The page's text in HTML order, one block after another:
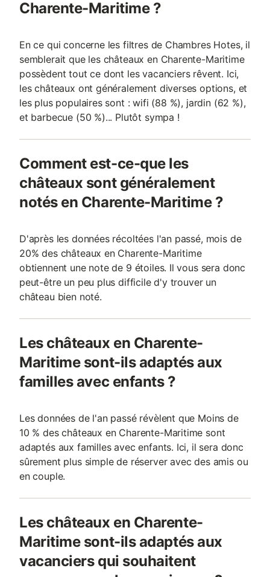
Charente-Maritime ?
En ce qui concerne les filtres de Chambres Hotes, il
semblerait que les châteaux en Charente-Maritime
possèdent tout ce dont les vacanciers rêvent. Ici,
les châteaux ont généralement diverses options, et
les plus populaires sont : wifi (88 %), jardin (62 %),
et barbecue (50 %)... Plutôt sympa !
Comment est-ce-que les
châteaux sont généralement
notés en Charente-Maritime ?
D'après les données récoltées l'an passé, mois de
20% des châteaux en Charente-Maritime
obtiennent une note de 9 étoiles. Il vous sera donc
peut-être un peu plus difficile d'y trouver un
château bien noté.
Les châteaux en Charente-
Maritime sont-ils adaptés aux
familles avec enfants ?
Les données de l'an passé révèlent que Moins de
10 % des châteaux en Charente-Maritime sont
adaptés aux familles avec enfants. Ici, il sera donc
sûrement plus simple de réserver avec des amis ou
en couple.
Les châteaux en Charente-
Maritime sont-ils adaptés aux
vacanciers qui souhaitent